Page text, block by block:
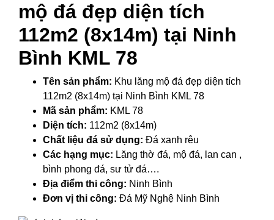
mộ đá đẹp diện tích
112m2 (8x14m) tại Ninh
Bình KML 78
Tên sản phẩm: Khu lăng mộ đá đẹp diện tích
112m2 (8x14m) tại Ninh Bình KML 78
Mã sản phẩm: KML 78
Diện tích: 112m2 (8x14m)
Chất liệu đá sử dụng: Đá xanh rêu
Các hạng mục: Lăng thờ đá, mộ đá, lan can ,
bình phong đá, sư tử đá….
Địa điểm thi công: Ninh Bình
Đơn vị thi công: Đá Mỹ Nghệ Ninh Bình